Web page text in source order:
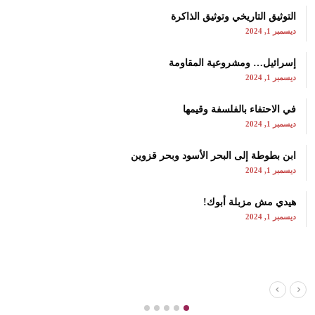
التوثيق التاريخي وتوثيق الذاكرة
ديسمبر 1, 2024
إسرائيل… ومشروعية المقاومة
ديسمبر 1, 2024
في الاحتفاء بالفلسفة وقيمها
ديسمبر 1, 2024
ابن بطوطة إلى البحر الأسود وبحر قزوين
ديسمبر 1, 2024
هيدي مش مزبلة أبوك!
ديسمبر 1, 2024